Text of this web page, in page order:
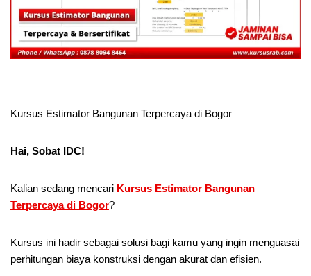
Kursus Estimator Bangunan Terpercaya di Bogor
Hai, Sobat IDC!
Kalian sedang mencari Kursus Estimator Bangunan
Terpercaya di Bogor?
Kursus ini hadir sebagai solusi bagi kamu yang ingin menguasai
perhitungan biaya konstruksi dengan akurat dan efisien.